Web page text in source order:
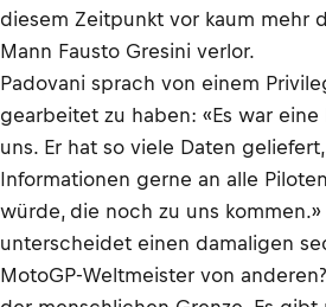
diesem Zeitpunkt vor kaum mehr
Mann Fausto Gresini verlor.
Padovani sprach von einem
gearbeitet zu haben: «Es war
uns. Er hat so viele Daten
Informationen gerne an alle
würde, die noch zu uns kommen.»
unterscheidet einen damaligen
MotoGP-Weltmeister von